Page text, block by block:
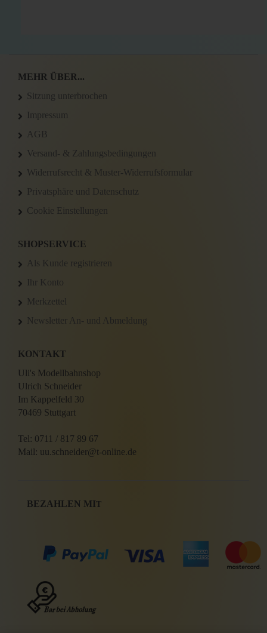
MEHR ÜBER...
Sitzung unterbrochen
Impressum
AGB
Versand- & Zahlungsbedingungen
Widerrufsrecht & Muster-Widerrufsformular
Privatsphäre und Datenschutz
Cookie Einstellungen
SHOPSERVICE
Als Kunde registrieren
Ihr Konto
Merkzettel
Newsletter An- und Abmeldung
KONTAKT
Uli's Modellbahnshop
Ulrich Schneider
Im Kappelfeld 30
70469 Stuttgart
Tel: 0711 / 817 89 67
Mail: uu.schneider@t-online.de
BEZAHLEN MIT